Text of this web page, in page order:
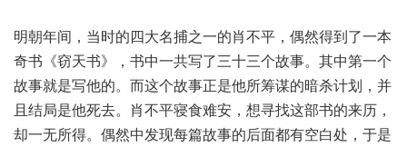
明朝年间，当时的四大名捕之一的肖不平，偶然得到了一本
奇书《窃天书》，书中一共写了三十三个故事。其中第一个
故事就是写他的。而这个故事正是他所筹谋的暗杀计划，并
且结局是他死去。肖不平寝食难安，想寻找这部书的来历，
却一无所得。偶然中发现每篇故事的后面都有空白处，于是